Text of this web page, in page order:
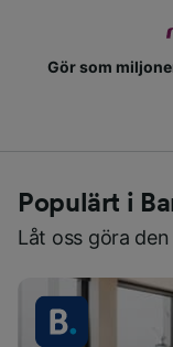
Gör som
Populärt i
Låt oss göra